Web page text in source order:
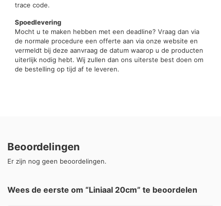
trace code.
Spoedlevering
Mocht u te maken hebben met een deadline? Vraag dan via
de normale procedure een offerte aan via onze website en
vermeldt bij deze aanvraag de datum waarop u de producten
uiterlijk nodig hebt. Wij zullen dan ons uiterste best doen om
de bestelling op tijd af te leveren.
Beoordelingen
Er zijn nog geen beoordelingen.
Wees de eerste om “Liniaal 20cm” te beoordelen